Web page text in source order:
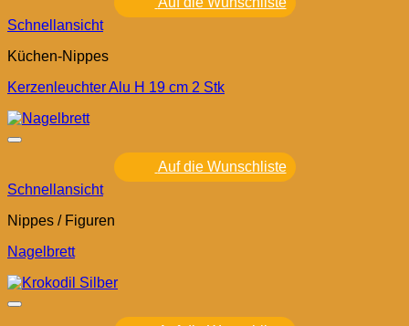
Schnellansicht
Küchen-Nippes
Kerzenleuchter Alu H 19 cm 2 Stk
Auf die Wunschliste
Schnellansicht
Nippes / Figuren
Nagelbrett